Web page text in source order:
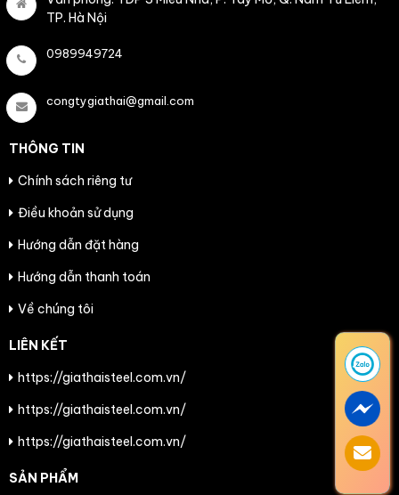
TP. Hà Nội
0989949724
congtygiathai@gmail.com
THÔNG TIN
Chính sách riêng tư
Điều khoản sử dụng
Hướng dẫn đặt hàng
Hướng dẫn thanh toán
Về chúng tôi
LIÊN KẾT
https://giathaisteel.com.vn/
https://giathaisteel.com.vn/
https://giathaisteel.com.vn/
SẢN PHẨM